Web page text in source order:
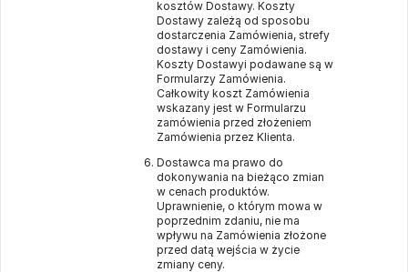
kosztów Dostawy. Koszty
Dostawy zależą od sposobu
dostarczenia Zamówienia, strefy
dostawy i ceny Zamówienia.
Koszty Dostawyi podawane są w
Formularzy Zamówienia.
Całkowity koszt Zamówienia
wskazany jest w Formularzu
zamówienia przed złożeniem
Zamówienia przez Klienta.
Dostawca ma prawo do
dokonywania na bieżąco zmian
w cenach produktów.
Uprawnienie, o którym mowa w
poprzednim zdaniu, nie ma
wpływu na Zamówienia złożone
przed datą wejścia w życie
zmiany ceny.